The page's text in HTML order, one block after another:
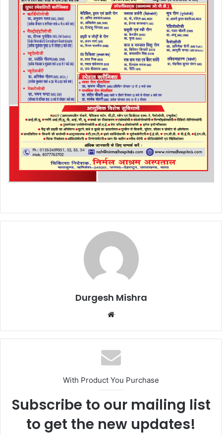
Durgesh Mishra
Website
With Product You Purchase
Subscribe to our mailing list
to get the new updates!